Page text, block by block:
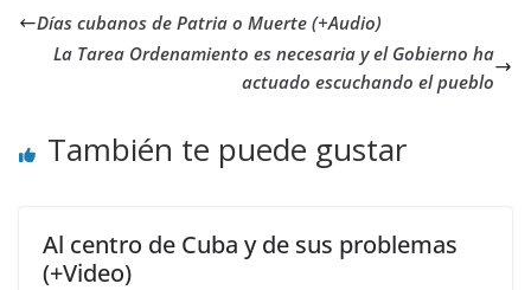
Días cubanos de Patria o Muerte (+Audio)
La Tarea Ordenamiento es necesaria y el Gobierno ha
actuado escuchando el pueblo
También te puede gustar
Al centro de Cuba y de sus problemas
(+Video)